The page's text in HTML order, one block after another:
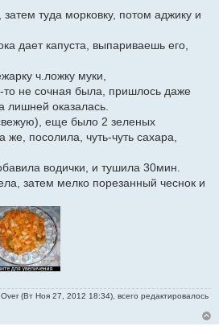
туда морковку, потом аджику и
дает капуста, выпариваешь его,
ч.ложку муки,
то не сочная была, пришлось даже
лишней оказалась.
еще было 2 зеленых
же, посолила, чуть-чуть сахара,
водички, и тушила 30мин.
затем мелко порезанный чеснок и
(Вт Ноя 27, 2012 18:34), всего редактировалось